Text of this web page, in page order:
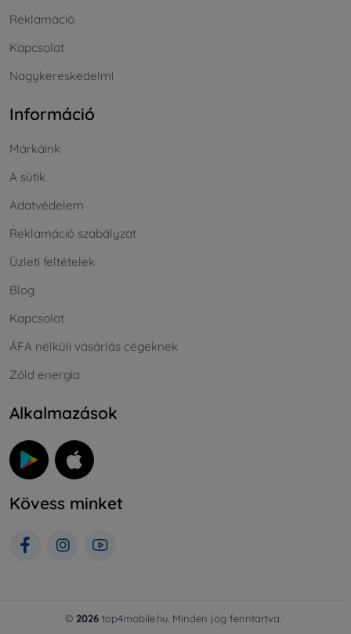
Reklamáció
Kapcsolat
Nagykereskedelmi
Információ
Márkáink
A sütik
Adatvédelem
Reklamáció szabályzat
Üzleti feltételek
Blog
Kapcsolat
ÁFA nélküli vásárlás cégeknek
Zöld energia
Alkalmazások
Kövess minket
© 2026 top4mobile.hu. Minden jog fenntartva.